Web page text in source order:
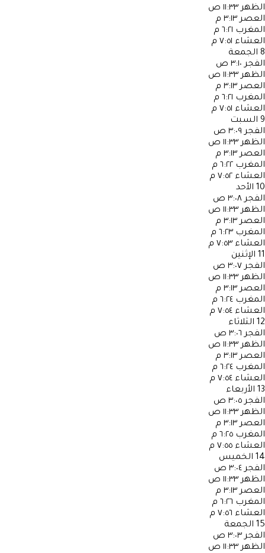
الظهر ١١:٣٣ ص
العصر ٣:١٣ م
المغرب ٦:٢١ م
العشاء ٧:٥١ م
8 الجمعة
الفجر ٣:١٠ ص
الظهر ١١:٣٣ ص
العصر ٣:١٣ م
المغرب ٦:٢١ م
العشاء ٧:٥١ م
9 السبت
الفجر ٣:٠٩ ص
الظهر ١١:٣٣ ص
العصر ٣:١٣ م
المغرب ٦:٢٢ م
العشاء ٧:٥٢ م
10 الأحد
الفجر ٣:٠٨ ص
الظهر ١١:٣٣ ص
العصر ٣:١٣ م
المغرب ٦:٢٣ م
العشاء ٧:٥٣ م
11 الإثنين
الفجر ٣:٠٧ ص
الظهر ١١:٣٣ ص
العصر ٣:١٣ م
المغرب ٦:٢٤ م
العشاء ٧:٥٤ م
12 الثلاثاء
الفجر ٣:٠٦ ص
الظهر ١١:٣٣ ص
العصر ٣:١٣ م
المغرب ٦:٢٤ م
العشاء ٧:٥٤ م
13 الأربعاء
الفجر ٣:٠٥ ص
الظهر ١١:٣٣ ص
العصر ٣:١٣ م
المغرب ٦:٢٥ م
العشاء ٧:٥٥ م
14 الخميس
الفجر ٣:٠٤ ص
الظهر ١١:٣٣ ص
العصر ٣:١٣ م
المغرب ٦:٢٦ م
العشاء ٧:٥٦ م
15 الجمعة
الفجر ٣:٠٣ ص
الظهر ١١:٣٣ ص